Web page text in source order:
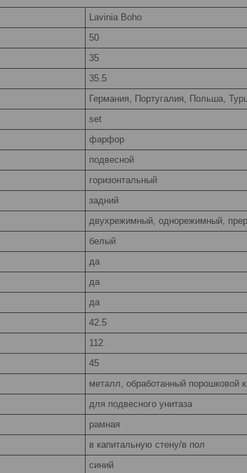
Lavinia Boho
50
35
35.5
Германия, Португалия, Польша,
set
фарфор
подвесной
горизонтальный
задний
двухрежимный, однорежимный,
белый
да
да
да
42.5
112
45
металл, обработанный порошковой
для подвесного унитаза
рамная
в капитальную стену/в пол
синий